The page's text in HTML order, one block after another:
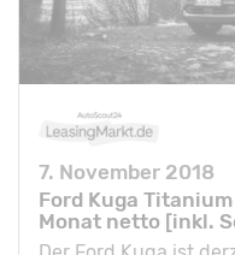
7. November 2018
Ford Kuga
Monat netto [inkl.